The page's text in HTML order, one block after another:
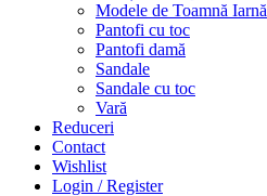
Modele de Toamnă Iarnă
Pantofi cu toc
Pantofi damă
Sandale
Sandale cu toc
Vară
Reduceri
Contact
Wishlist
Login / Register